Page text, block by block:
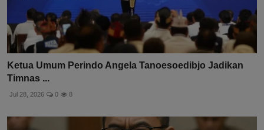
Ketua Umum Perindo Angela Tanoesoedibjo Jadikan
Timnas ...
Jul 28, 2026 0 8